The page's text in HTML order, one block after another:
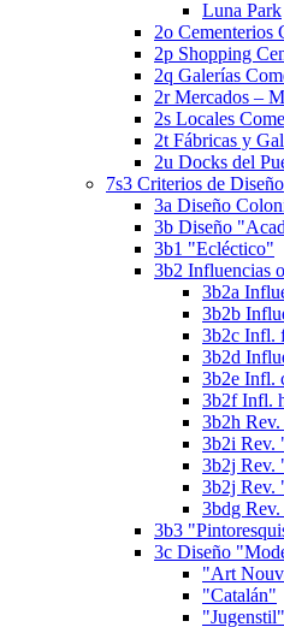
Luna Park
2o Cementerios
2p Shopping
2q Galerías
2r Mercados –
2s Locales
2t Fábricas y
2u Docks del
7s3 Criterios de Diseño
3a Diseño
3b Diseño
3b1 "Ecléctico"
3b2 Influencias
3b2a
3b2b
3b2c Infl.
3b2d
3b2e Infl.
3b2f Infl.
3b2h
3b2i Rev.
3b2j Rev.
3b2j Rev.
3bdg
3b3
3c Diseño
"Art
"Catalán"
"Jugenstil"